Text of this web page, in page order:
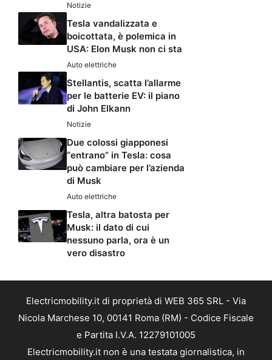
Notizie
Tesla vandalizzata e
boicottata, è polemica in
USA: Elon Musk non ci sta
Auto elettriche
Stellantis, scatta l’allarme
per le batterie EV: il piano
di John Elkann
Notizie
Due colossi giapponesi
“entrano” in Tesla: cosa
può cambiare per l’azienda
di Musk
Auto elettriche
Tesla, altra batosta per
Musk: il dato di cui
nessuno parla, ora è un
vero disastro
Electricmobility.it di proprietà di WEB 365 SRL - Via
Nicola Marchese 10, 00141 Roma (RM) - Codice Fiscale
e Partita I.V.A. 12279101005
Electricmobility.it non è una testata giornalistica, in